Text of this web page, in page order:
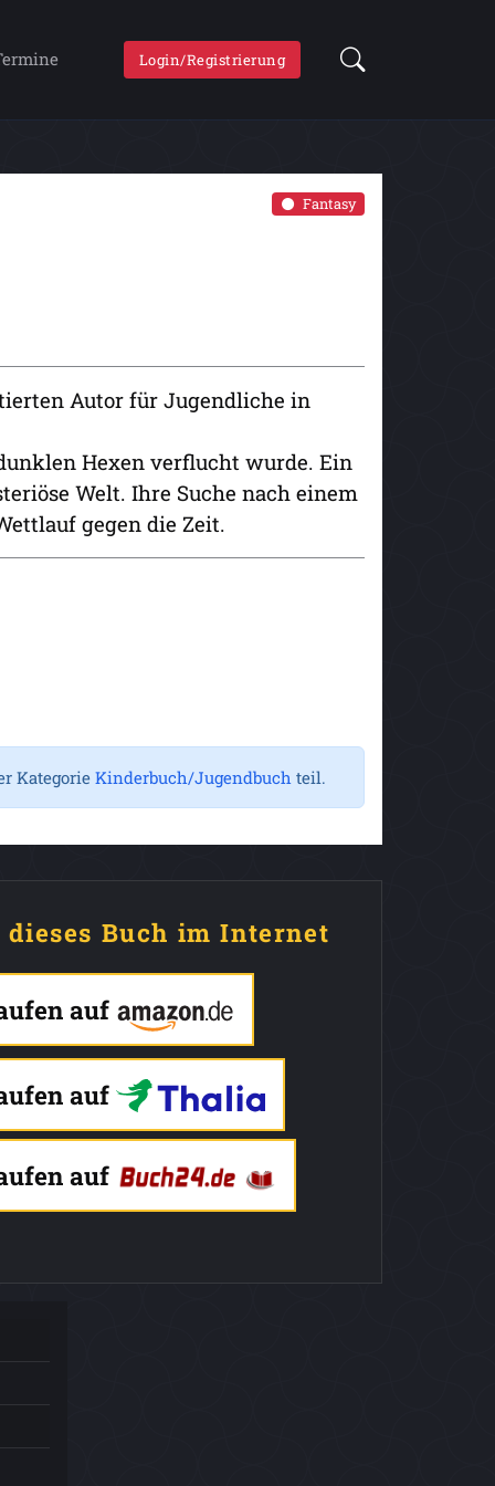
Login/Registrierung
Fantasy
Autor für Jugendliche in
Hexen verflucht wurde. Ein
Welt. Ihre Suche nach einem
gegen die Zeit.
Kategorie Kinderbuch/Jugendbuch teil.
dieses Buch im Internet
auf
auf
auf